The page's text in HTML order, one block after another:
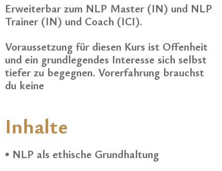
Erweiterbar zum NLP Master (IN) und NLP
Trainer (IN) und Coach (ICI).
Voraussetzung für diesen Kurs ist Offenheit
und ein grundlegendes Interesse sich selbst
tiefer zu begegnen. Vorerfahrung brauchst
du keine
Inhalte
• NLP als ethische Grundhaltung